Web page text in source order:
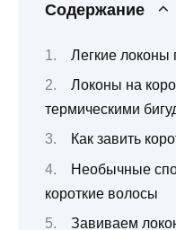
Содержание
Легкие локоны
Локоны на
термическими
Как завить
Необычные
короткие волосы
Завиваем